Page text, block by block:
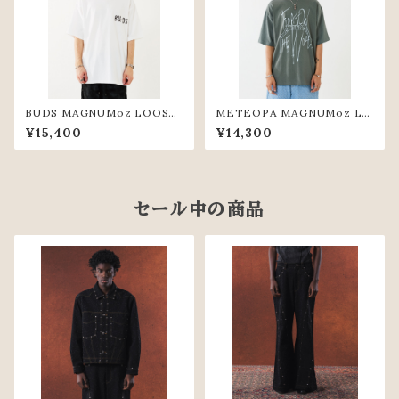
BUDS MAGNUMoz LOOSE
TEE(WHT)
¥15,400
METEOPA MAGNUMoz LO
OSE TEE(KHK)
¥14,300
セール中の商品